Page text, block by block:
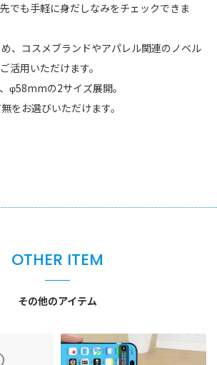
でも手軽に身だしなみをチェックできま
、コスメブランドやアパレル関連のノベル
活用いただけます。
の2サイズ展開。
をお選びいただけます。
OTHER ITEM
その他のアイテム